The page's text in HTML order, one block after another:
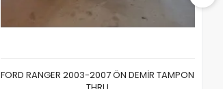
FORD RANGER 2003-2007 ÖN DEMİR TAMPON